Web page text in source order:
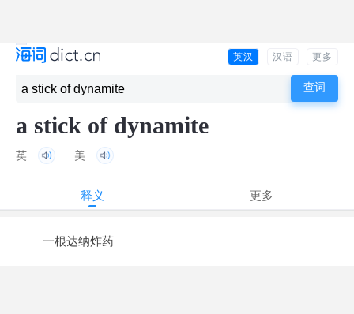
英汉 汉语 更多
a stick of dynamite
英 美
释义 更多
一根达纳炸药